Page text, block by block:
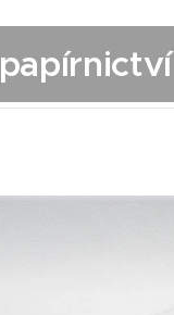
papírnictví